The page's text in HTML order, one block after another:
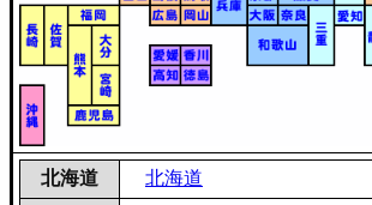
北海道 北海道